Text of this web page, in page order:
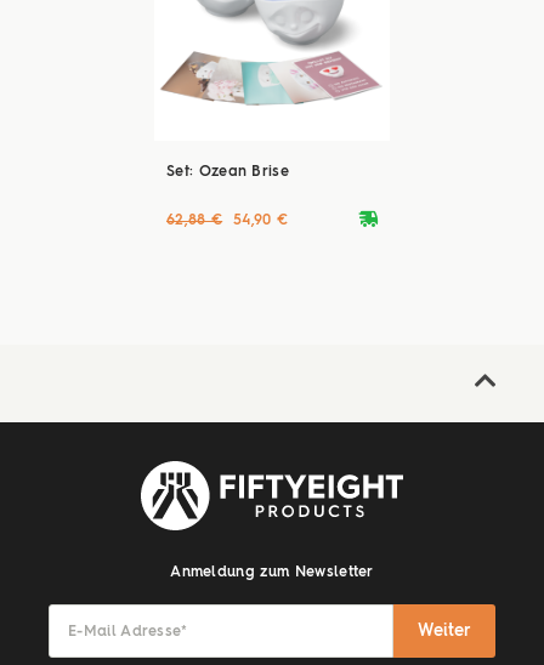
Set: Ozean Brise
deliveryvan
62,88 € 54,90 €
Anmeldung zum Newsletter
E-Mail Adresse* Weiter